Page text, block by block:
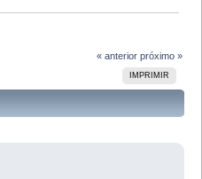
« anterior próximo »
IMPRIMIR